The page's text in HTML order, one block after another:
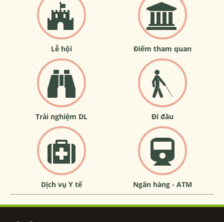
Lễ hội Điểm tham quan
Trải nghiệm DL Đi đâu
Dịch vụ Y tế Ngân hàng - ATM